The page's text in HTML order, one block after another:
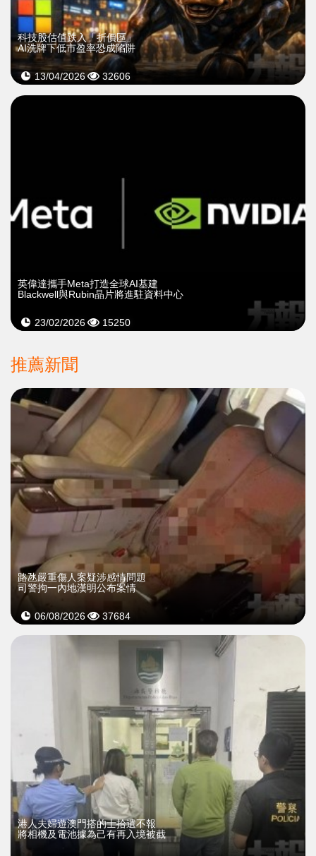
科技股估值跌入「折價區」
AI洗牌下低市盈率恐成陷阱
13/04/2026 32606
英偉達攜手Meta打造全球AI基建
Blackwell與Rubin晶片將進駐資料中心
23/02/2026 15250
推薦新聞
​路氹嚴重傷人案疑涉感情問題
司警拘一內地漢明公布案情
06/08/2026 37684
​港人夫婦遊澳門搭的士拾遺不報
將相機及電池據為己有再入境被截